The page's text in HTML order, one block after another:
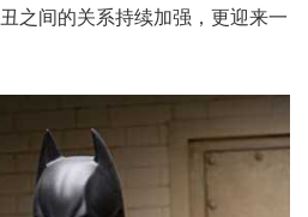
之间的关系持续加强，更迎来一